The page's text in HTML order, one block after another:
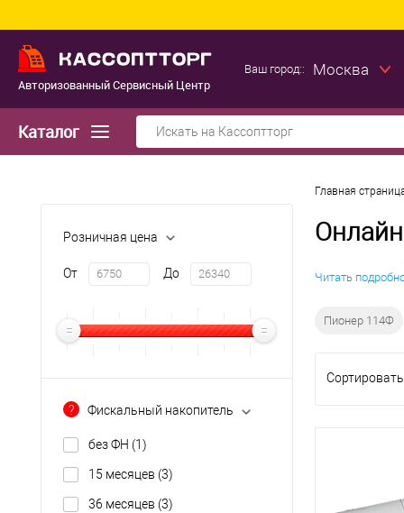
Авторизованный Сервисный Центр
Ваш город:: Москва
Каталог
Розничная цена
От До
? Фискальный накопитель
без ФН (1)
15 месяцев (3)
36 месяцев (3)
Главная
Читать
Пионер 114Ф